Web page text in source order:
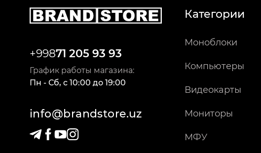
+99871 205 93 93
График работы магазина:
Пн - Сб, c 10:00 до 19:00
info@brandstore.uz
Категории
Моноблоки
Компьютеры
Видеокарты
Мониторы
МФУ